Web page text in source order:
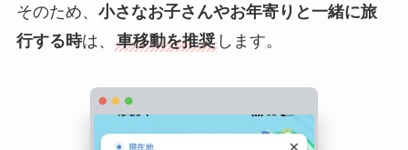
そのため、 小さなお子さんやお年寄りと一緒に旅
行する時は、 車移動を推奨します。